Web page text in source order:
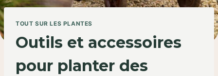
TOUT SUR LES PLANTES
Outils et accessoires
pour planter des